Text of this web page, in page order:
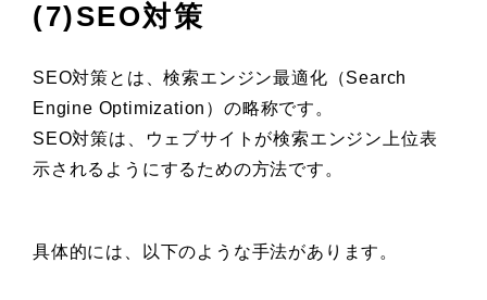
(7)SEO対策
SEO対策とは、検索エンジン最適化（Search
Engine Optimization）の略称です。
SEO対策は、ウェブサイトが検索エンジン上位表
示されるようにするための方法です。
具体的には、以下のような手法があります。